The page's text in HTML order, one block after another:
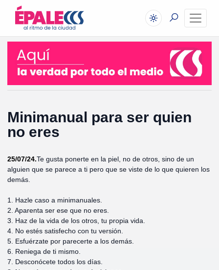
Minimanual para ser quien
no eres
25/07/24.Te gusta ponerte en la piel, no de otros, sino de un
alguien que se parece a ti pero que se viste de lo que quieren los
demás.
1. Hazle caso a minimanuales.
2. Aparenta ser ese que no eres.
3. Haz de la vida de los otros, tu propia vida.
4. No estés satisfecho con tu versión.
5. Esfuérzate por parecerte a los demás.
6. Reniega de ti mismo.
7. Desconócete todos los días.